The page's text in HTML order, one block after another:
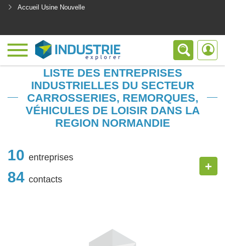
Accueil Usine Nouvelle
LISTE DES ENTREPRISES
INDUSTRIELLES DU SECTEUR
CARROSSERIES, REMORQUES,
VÉHICULES DE LOISIR DANS LA
REGION NORMANDIE
10 entreprises
84 contacts
+